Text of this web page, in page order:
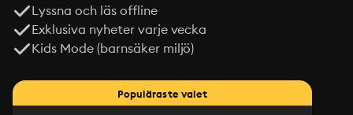
Lyssna och läs offline
Exklusiva nyheter varje vecka
Kids Mode (barnsäker miljö)
Populäraste valet